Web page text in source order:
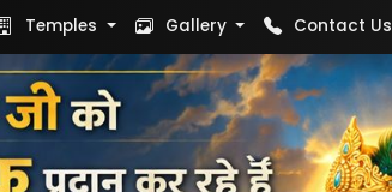
Temples Gallery Contact Us